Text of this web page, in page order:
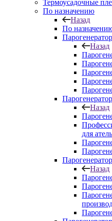
Термоусадочные
По назначению
Назад
По
Назад
Назад
для
Назад